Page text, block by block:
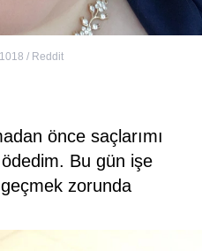
/ Reddit
önce saçlarımı
Bu gün işe
zorunda